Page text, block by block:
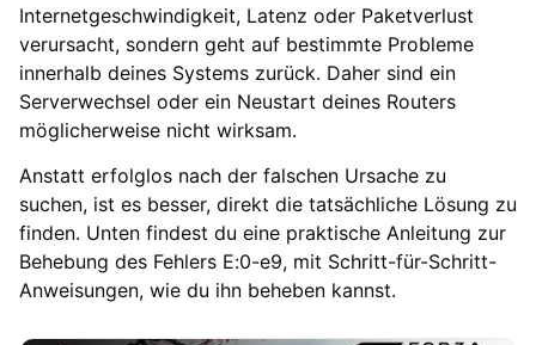
Internetgeschwindigkeit, Latenz oder Paketverlust
verursacht, sondern geht auf bestimmte Probleme
innerhalb deines Systems zurück. Daher sind ein
Serverwechsel oder ein Neustart deines Routers
möglicherweise nicht wirksam.
Anstatt erfolglos nach der falschen Ursache zu
suchen, ist es besser, direkt die tatsächliche Lösung zu
finden. Unten findest du eine praktische Anleitung zur
Behebung des Fehlers E:0-e9, mit Schritt-für-Schritt-
Anweisungen, wie du ihn beheben kannst.